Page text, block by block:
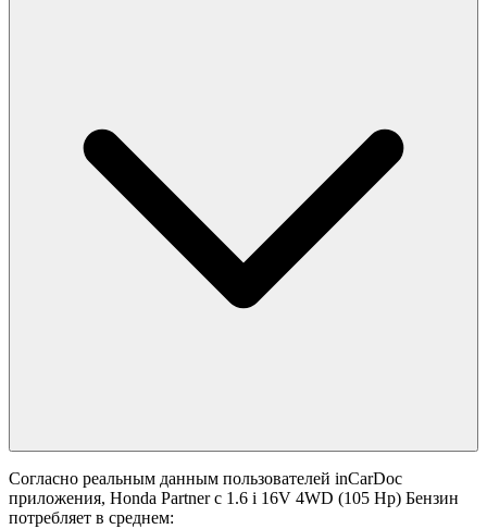
Согласно реальным данным пользователей inCarDoc
приложения, Honda Partner с 1.6 i 16V 4WD (105 Hp) Бензин
потребляет в среднем: